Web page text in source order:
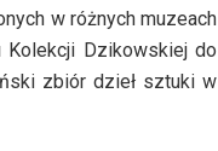
w różnych muzeach
Dzikowskiej do
zbiór dzieł sztuki w